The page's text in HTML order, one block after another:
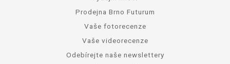
Prodejna Brno Futurum
Vaše fotorecenze
Vaše videorecenze
Odebírejte naše newslettery